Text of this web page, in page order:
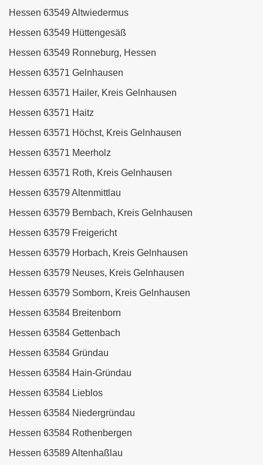
Hessen 63549 Altwiedermus
Hessen 63549 Hüttengesäß
Hessen 63549 Ronneburg, Hessen
Hessen 63571 Gelnhausen
Hessen 63571 Hailer, Kreis Gelnhausen
Hessen 63571 Haitz
Hessen 63571 Höchst, Kreis Gelnhausen
Hessen 63571 Meerholz
Hessen 63571 Roth, Kreis Gelnhausen
Hessen 63579 Altenmittlau
Hessen 63579 Bernbach, Kreis Gelnhausen
Hessen 63579 Freigericht
Hessen 63579 Horbach, Kreis Gelnhausen
Hessen 63579 Neuses, Kreis Gelnhausen
Hessen 63579 Somborn, Kreis Gelnhausen
Hessen 63584 Breitenborn
Hessen 63584 Gettenbach
Hessen 63584 Gründau
Hessen 63584 Hain-Gründau
Hessen 63584 Lieblos
Hessen 63584 Niedergründau
Hessen 63584 Rothenbergen
Hessen 63589 Altenhaßlau